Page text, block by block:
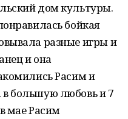
дом культуры.
бойкая
разные игры и
и она
Расим и
большую любовь и 7
мае Расим